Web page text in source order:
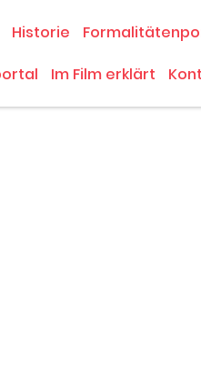
Historie
Im Film erklärt